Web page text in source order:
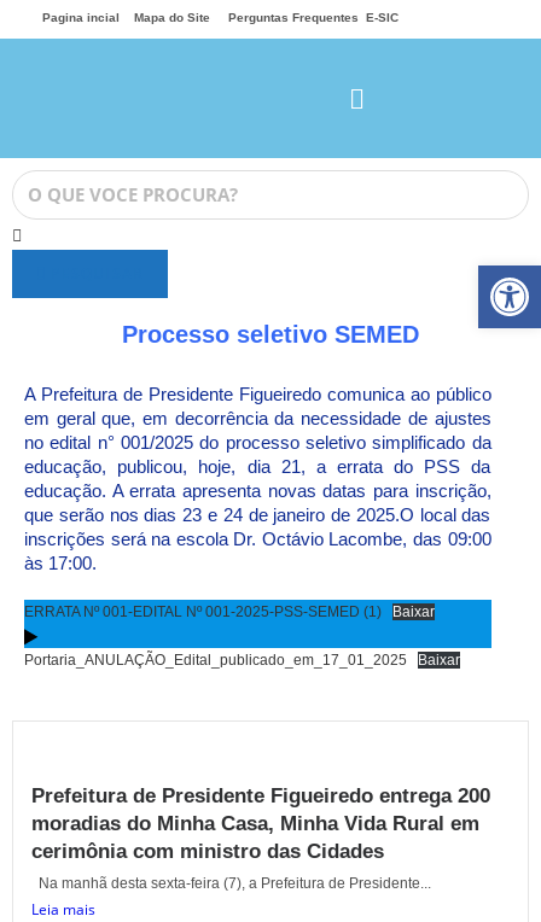
Pagina incial Mapa do Site Perguntas Frequentes E-SIC
Processo seletivo SEMED
A Prefeitura de Presidente Figueiredo comunica ao público
em geral que, em decorrência da necessidade de ajustes
no edital n° 001/2025 do processo seletivo simplificado da
educação, publicou, hoje, dia 21, a errata do PSS da
educação. A errata apresenta novas datas para inscrição,
que serão nos dias 23 e 24 de janeiro de 2025.O local das
inscrições será na escola Dr. Octávio Lacombe, das 09:00
às 17:00.
ERRATA Nº 001-EDITAL Nº 001-2025-PSS-SEMED (1) Baixar
Portaria_ANULAÇÃO_Edital_publicado_em_17_01_2025 Baixar
Prefeitura de Presidente Figueiredo entrega 200
moradias do Minha Casa, Minha Vida Rural em
cerimônia com ministro das Cidades
Na manhã desta sexta-feira (7), a Prefeitura de Presidente...
Leia mais